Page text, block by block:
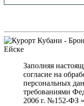
Заполняя
согласие на
персональных
требованиями
2006 г. №152-ФЗ